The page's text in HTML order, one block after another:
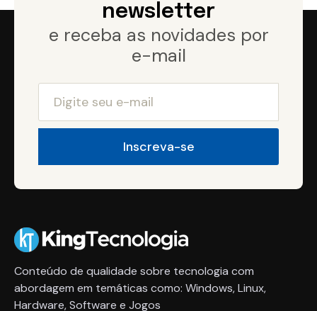
newsletter
e receba as novidades por
e-mail
Conteúdo de qualidade sobre tecnologia com
abordagem em temáticas como: Windows, Linux,
Hardware, Software e Jogos